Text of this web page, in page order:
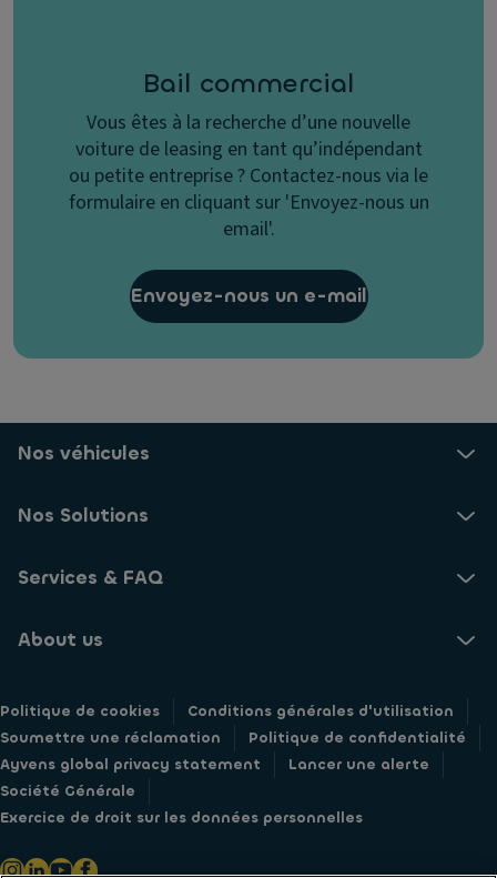
Bail commercial
Vous êtes à la recherche d’une nouvelle
voiture de leasing en tant qu’indépendant
ou petite entreprise ? Contactez-nous via le
formulaire en cliquant sur 'Envoyez-nous un
email'.
Envoyez-nous un e-mail
Nos véhicules
Nos Solutions
Services & FAQ
About us
Politique de cookies
Conditions générales d'utilisation
Soumettre une réclamation
Politique de confidentialité
Ayvens global privacy statement
Lancer une alerte
Société Générale
Exercice de droit sur les données personnelles